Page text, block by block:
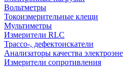
Вольтметры
Токоизмерительные клещи
Мультиметры
Измерители RLC
Трассо-, дефектоискатели
Анализаторы качества
Измерители сопротивления